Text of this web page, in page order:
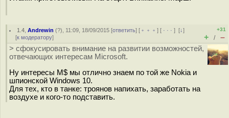
1.4 ,Andrewin (?), 11:09, 18/09/2015 [ответить] [ ﹢﹢﹢] [ · · ·][↓]
[к модератору]
+31
+ / –
> сфокусировать внимание на развитии возможностей,
отвечающих интересам Microsoft.
Ну интересы M$ мы отлично знаем по той же Nokia и
шпионской Windows 10.
Для тех, кто в танке: троянов напихать, заработать на
воздухе и кого-то подставить.